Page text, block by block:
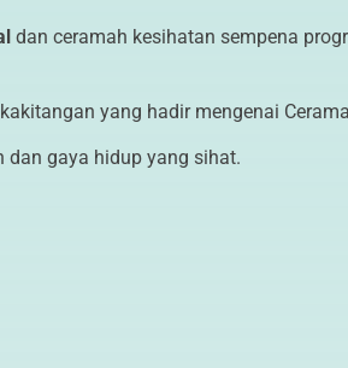
dan ceramah kesihatan sempena
yang hadir mengenai
dan gaya hidup yang sihat.